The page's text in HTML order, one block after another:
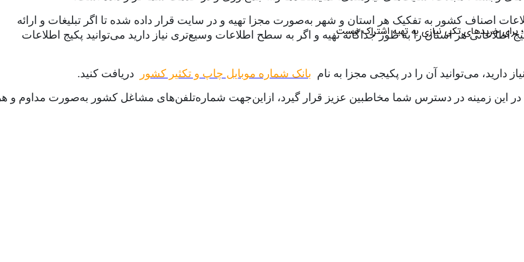
اصناف کشور به تفکیک هر استان و شهر به‌صورت مجزا تهیه و در سایت قرار داده شده تا اگر تبلیغات و ارائه
هر استان را به طور جداگانه تهیه و اگر به سطح اطلاعات وسیع‌تری نیاز دارید می‌توانید پکیج اطلاعات
دارید، می‌توانید آن را در پکیجی مجزا به نام بانک شماره موبایل چاپ و تکثیر کشور
دریافت کنید.
در این زمینه در دسترس شما مخاطبین عزیز قرار گیرد، ازاین‌جهت شماره‌تلفن‌های مشاغل کشور به‌صورت مداوم و
برای خریدهای تکی نیازی به تهیه اشتراک نیست.